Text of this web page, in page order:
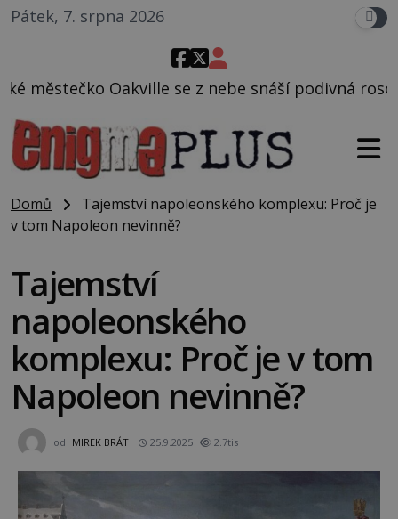
Pátek, 7. srpna 2026
z nebe snáší podivná rosolovitá látka
Domů
Tajemství napoleonského komplexu: Proč je
v tom Napoleon nevinně?
Tajemství
napoleonského
komplexu: Proč je v tom
Napoleon nevinně?
od MIREK BRÁT 25.9.2025 2.7tis